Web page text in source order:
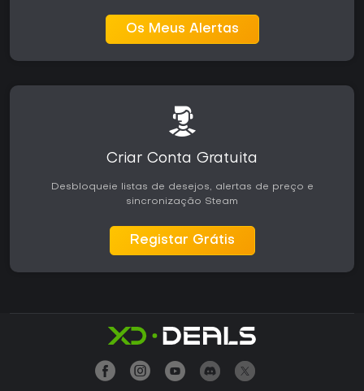
Os Meus Alertas
Criar Conta Gratuita
Desbloqueie listas de desejos, alertas de preço e
sincronização Steam
Registar Grátis